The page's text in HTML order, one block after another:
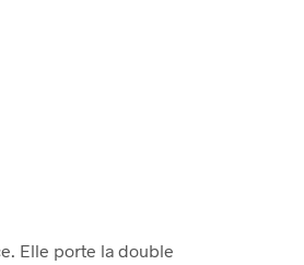
Elle porte la double